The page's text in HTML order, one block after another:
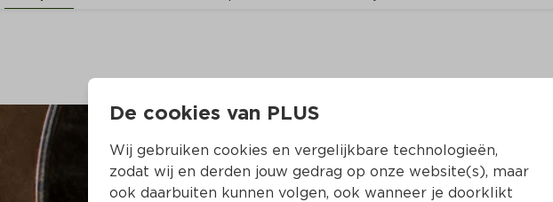
De cookies van PLUS
Wij gebruiken cookies en vergelijkbare technologieën,
zodat wij en derden jouw gedrag op onze website(s), maar
ook daarbuiten kunnen volgen, ook wanneer je doorklikt